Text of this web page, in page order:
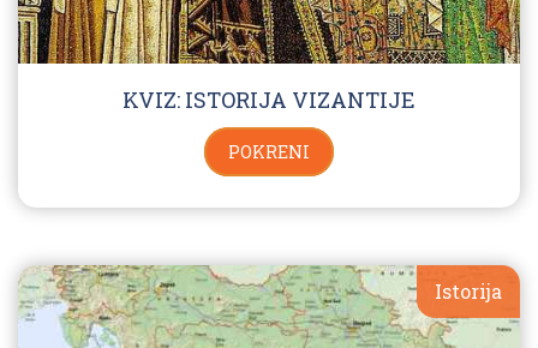
KVIZ: ISTORIJA VIZANTIJE
POKRENI
Istorija